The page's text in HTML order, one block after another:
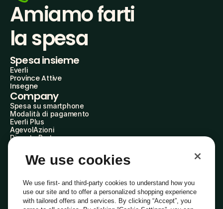
Amiamo farti
la spesa
Spesa insieme
Everli
Province Attive
Insegne
Company
Spesa su smartphone
Modalità di pagamento
Everli Plus
AgevolAzioni
Diventa Partner
Everli Shoppers
About Us
Everli News
Domande frequenti
Lavora con noi
Diventa Shopper
We use cookies
We use first- and third-party cookies to understand how you
use our site and to offer a personalized shopping experience
with tailored offers and services. By clicking “Accept”, you